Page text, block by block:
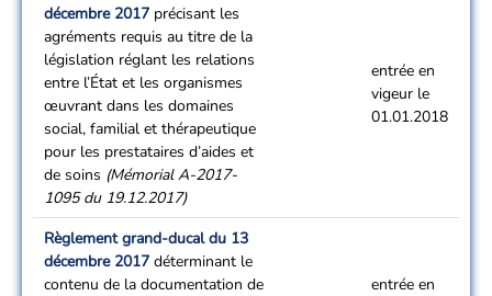
décembre 2017 précisant les
agréments requis au titre de la
législation réglant les relations
entre l’État et les organismes
œuvrant dans les domaines
social, familial et thérapeutique
pour les prestataires d’aides et
de soins (Mémorial A-2017-
1095 du 19.12.2017)
entrée en
vigeur le
01.01.2018
Règlement grand-ducal du 13
décembre 2017 déterminant le
contenu de la documentation de
entrée en